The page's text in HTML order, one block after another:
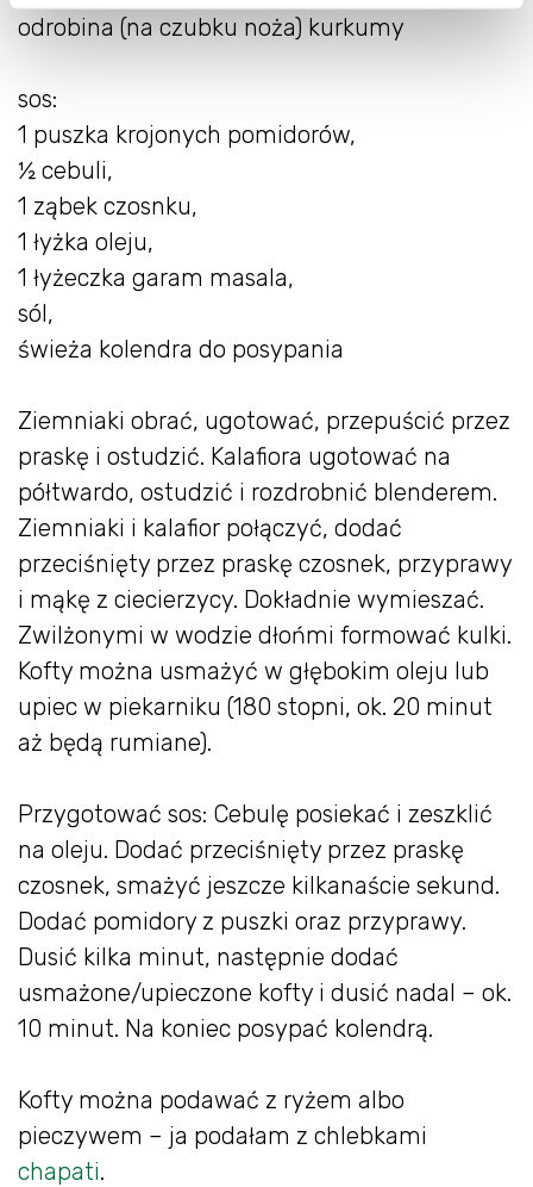
odrobina (na czubku noża) kurkumy
sos:
1 puszka krojonych pomidorów,
½ cebuli,
1 ząbek czosnku,
1 łyżka oleju,
1 łyżeczka garam masala,
sól,
świeża kolendra do posypania
Ziemniaki obrać, ugotować, przepuścić przez
praskę i ostudzić. Kalafiora ugotować na
półtwardo, ostudzić i rozdrobnić blenderem.
Ziemniaki i kalafior połączyć, dodać
przeciśnięty przez praskę czosnek, przyprawy
i mąkę z ciecierzycy. Dokładnie wymieszać.
Zwilżonymi w wodzie dłońmi formować kulki.
Kofty można usmażyć w głębokim oleju lub
upiec w piekarniku (180 stopni, ok. 20 minut
aż będą rumiane).
Przygotować sos: Cebulę posiekać i zeszklić
na oleju. Dodać przeciśnięty przez praskę
czosnek, smażyć jeszcze kilkanaście sekund.
Dodać pomidory z puszki oraz przyprawy.
Dusić kilka minut, następnie dodać
usmażone/upieczone kofty i dusić nadal – ok.
10 minut. Na koniec posypać kolendrą.
Kofty można podawać z ryżem albo
pieczywem – ja podałam z chlebkami
chapati.